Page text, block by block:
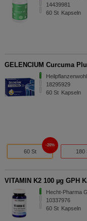
14439981
60 St Kapseln
GELENCIUM Curcuma
18295929
60 St Kapseln
60 St
20%
180
VITAMIN K2 100 µg GPH
Hecht-Pharma
10337976
60 St Kapseln